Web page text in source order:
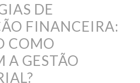
DE
FINANCEIRA:
COMO
A GESTÃO